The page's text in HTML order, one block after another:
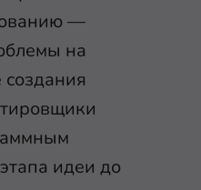
—
на
идеи до